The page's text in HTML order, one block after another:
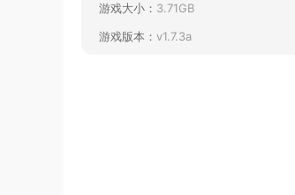
游戏大小： 3.71GB
游戏版本： v1.7.3a